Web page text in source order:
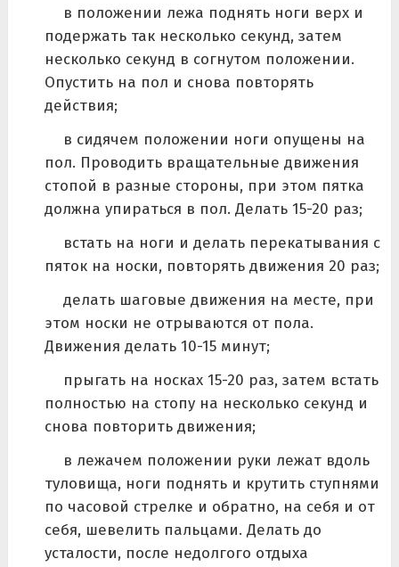
в положении лежа поднять ноги верх и
подержать так несколько секунд, затем
несколько секунд в согнутом положении.
Опустить на пол и снова повторять
действия;
в сидячем положении ноги опущены на
пол. Проводить вращательные движения
стопой в разные стороны, при этом пятка
должна упираться в пол. Делать 15-20 раз;
встать на ноги и делать перекатывания с
пяток на носки, повторять движения 20 раз;
делать шаговые движения на месте, при
этом носки не отрываются от пола.
Движения делать 10-15 минут;
прыгать на носках 15-20 раз, затем встать
полностью на стопу на несколько секунд и
снова повторить движения;
в лежачем положении руки лежат вдоль
туловища, ноги поднять и крутить ступнями
по часовой стрелке и обратно, на себя и от
себя, шевелить пальцами. Делать до
усталости, после недолгого отдыха